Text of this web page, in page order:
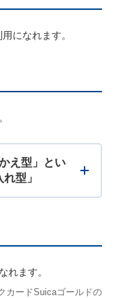
になれます。
え型」とい
型」
れます。
カードSuicaゴールドの